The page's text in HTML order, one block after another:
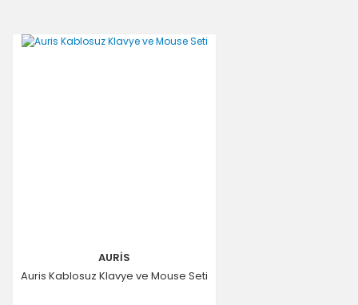
AURİS
Auris Kablosuz Klavye ve Mouse Seti